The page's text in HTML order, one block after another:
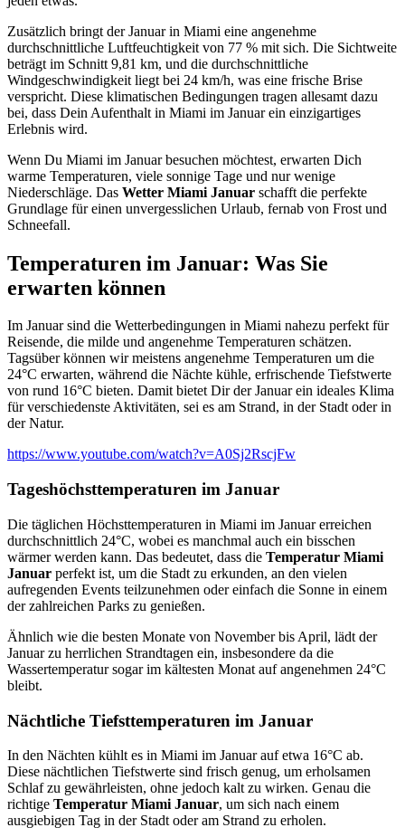
Zusätzlich bringt der Januar in Miami eine angenehme
durchschnittliche Luftfeuchtigkeit von 77 % mit sich. Die Sichtweite
beträgt im Schnitt 9,81 km, und die durchschnittliche
Windgeschwindigkeit liegt bei 24 km/h, was eine frische Brise
verspricht. Diese klimatischen Bedingungen tragen allesamt dazu
bei, dass Dein Aufenthalt in Miami im Januar ein einzigartiges
Erlebnis wird.
Wenn Du Miami im Januar besuchen möchtest, erwarten Dich
warme Temperaturen, viele sonnige Tage und nur wenige
Niederschläge. Das Wetter Miami Januar schafft die perfekte
Grundlage für einen unvergesslichen Urlaub, fernab von Frost und
Schneefall.
Temperaturen im Januar: Was Sie
erwarten können
Im Januar sind die Wetterbedingungen in Miami nahezu perfekt für
Reisende, die milde und angenehme Temperaturen schätzen.
Tagsüber können wir meistens angenehme Temperaturen um die
24°C erwarten, während die Nächte kühle, erfrischende Tiefstwerte
von rund 16°C bieten. Damit bietet Dir der Januar ein ideales Klima
für verschiedenste Aktivitäten, sei es am Strand, in der Stadt oder in
der Natur.
https://www.youtube.com/watch?v=A0Sj2RscjFw
Tageshöchsttemperaturen im Januar
Die täglichen Höchsttemperaturen in Miami im Januar erreichen
durchschnittlich 24°C, wobei es manchmal auch ein bisschen
wärmer werden kann. Das bedeutet, dass die Temperatur Miami
Januar perfekt ist, um die Stadt zu erkunden, an den vielen
aufregenden Events teilzunehmen oder einfach die Sonne in einem
der zahlreichen Parks zu genießen.
Ähnlich wie die besten Monate von November bis April, lädt der
Januar zu herrlichen Strandtagen ein, insbesondere da die
Wassertemperatur sogar im kältesten Monat auf angenehmen 24°C
bleibt.
Nächtliche Tiefsttemperaturen im Januar
In den Nächten kühlt es in Miami im Januar auf etwa 16°C ab.
Diese nächtlichen Tiefstwerte sind frisch genug, um erholsamen
Schlaf zu gewährleisten, ohne jedoch kalt zu wirken. Genau die
richtige Temperatur Miami Januar, um sich nach einem
ausgiebigen Tag in der Stadt oder am Strand zu erholen.